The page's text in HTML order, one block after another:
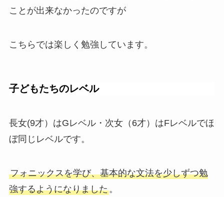
ことが出来なかったのですが
こちらでは楽しく勉強しています。
子どもたちのレベル
長女(9才）はGレベル・次女（6才）はFレベルでほ
ぼ同じレベルです。
フォニックスを学び、基本的な文法を少しずつ勉
強するようになりました。